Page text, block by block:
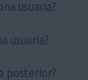
usuaria?
usuaria?
posterior?